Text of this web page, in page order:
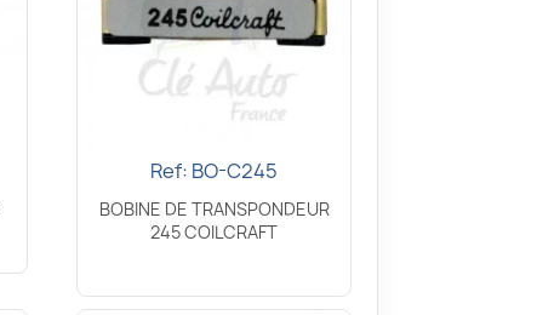
Aperçu rapide
Ref: BO-C245
BOBINE DE TRANSPONDEUR
245 COILCRAFT